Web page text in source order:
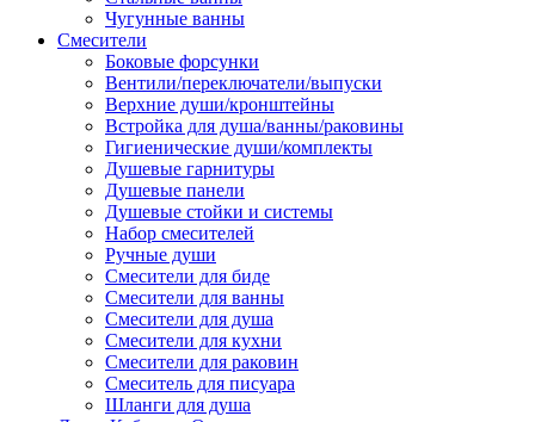
Чугунные ванны
Смесители
Боковые форсунки
Вентили/переключатели/выпуски
Верхние души/кронштейны
Встройка для душа/ванны/раковины
Гигиенические души/комплекты
Душевые гарнитуры
Душевые панели
Душевые стойки и системы
Набор смесителей
Ручные души
Смесители для биде
Смесители для ванны
Смесители для душа
Смесители для кухни
Смесители для раковин
Смеситель для писуара
Шланги для душа